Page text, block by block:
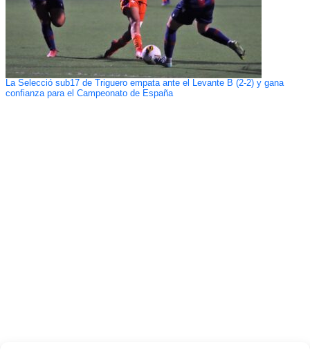
La Selecció sub17 de Triguero empata ante el Levante B (2-2) y gana
confianza para el Campeonato de España